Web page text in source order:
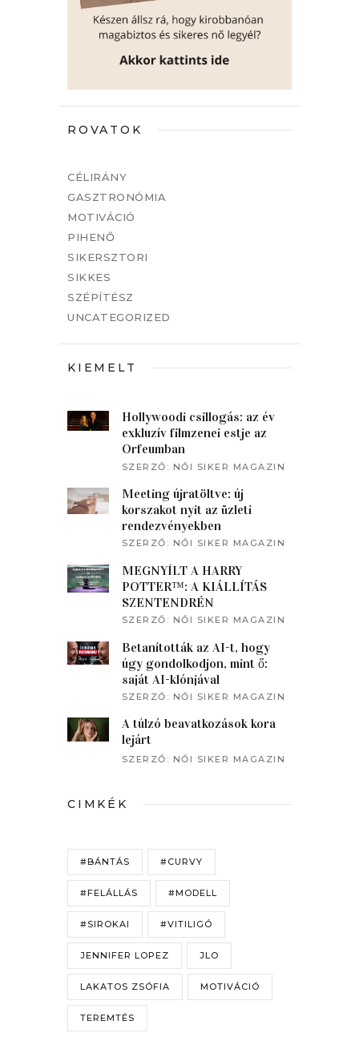
ROVATOK
CÉLIRÁNY
GASZTRONÓMIA
MOTIVÁCIÓ
PIHENŐ
SIKERSZTORI
SIKKES
SZÉPÍTÉSZ
UNCATEGORIZED
KIEMELT
Hollywoodi csillogás: az év
exkluzív filmzenei estje az
Orfeumban
SZERZŐ: NŐI SIKER MAGAZIN
Meeting újratöltve: új
korszakot nyit az üzleti
rendezvényekben
SZERZŐ: NŐI SIKER MAGAZIN
MEGNYÍLT A HARRY
POTTER™: A KIÁLLÍTÁS
SZENTENDRÉN
SZERZŐ: NŐI SIKER MAGAZIN
Betanították az AI-t, hogy
úgy gondolkodjon, mint ő:
saját AI-klónjával
beszélgetett a műsorvezető
SZERZŐ: NŐI SIKER MAGAZIN
A túlzó beavatkozások kora
lejárt
SZERZŐ: NŐI SIKER MAGAZIN
CIMKÉK
#BÁNTÁS #CURVY
#FELÁLLÁS #MODELL
#SIROKAI #VITILIGÓ
JENNIFER LOPEZ JLO
LAKATOS ZSÓFIA MOTIVÁCIÓ
TEREMTÉS